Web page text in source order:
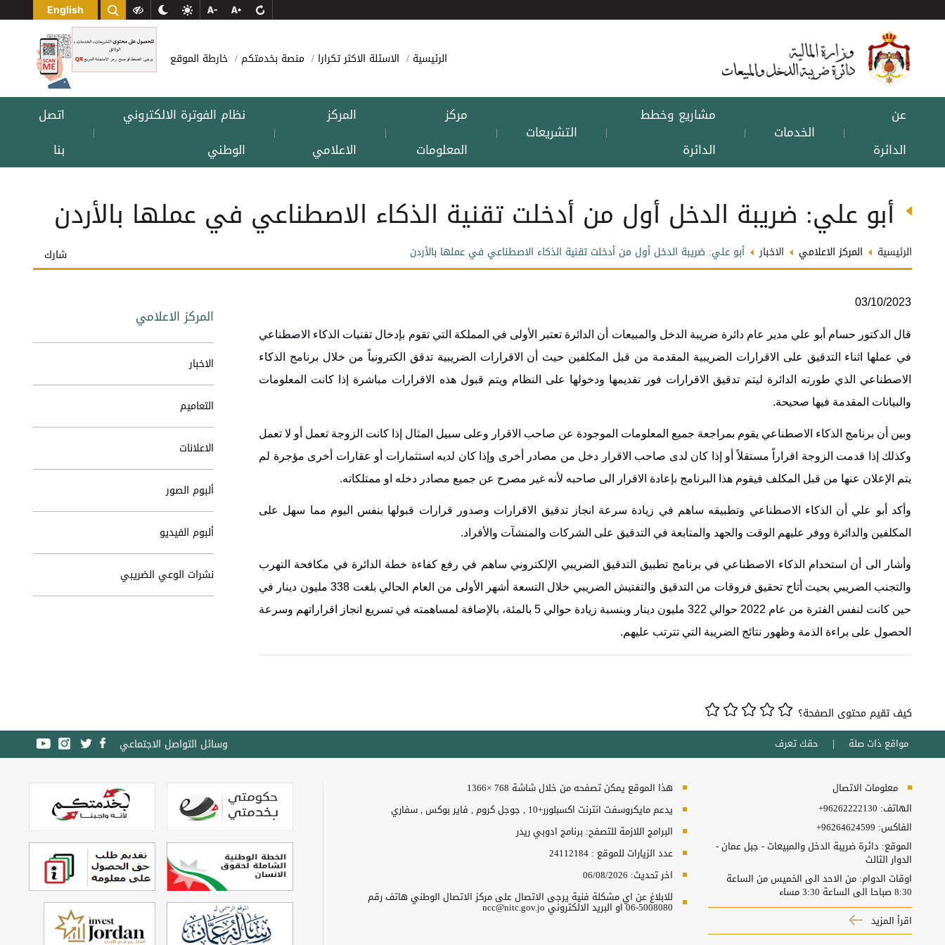
English
الرئيسية الاسئلة الاكثر تكرارا منصة بخدمتكم خارطة الموقع
عن
الدائرة
| الخدمات |
مشاريع وخطط
الدائرة
| التشريعات |
مركز
المعلومات
|
المركز
الاعلامي
|
نظام الفوترة الالكتروني
الوطني
|
اتصل
بنا
أبو علي: ضريبة الدخل أول من أدخلت تقنية الذكاء الاصطناعي في عملها بالأردن
الرئيسية المركز الاعلامي الاخبار أبو علي: ضريبة الدخل أول من أدخلت تقنية الذكاء الاصطناعي في عملها بالأردن شارك
03/10/2023
قال الدكتور حسام أبو علي مدير عام دائرة ضريبة الدخل والمبيعات أن الدائرة تعتبر الأولى في المملكة التي تقوم بإدخال تقنيات الذكاء الاصطناعي
في عملها اثناء التدقيق على الاقرارات الضريبية المقدمة من قبل المكلفين حيث أن الاقرارات الضريبية تدقق الكترونياً من خلال برنامج الذكاء
الاصطناعي الذي طورته الدائرة ليتم تدقيق الاقرارات فور تقديمها ودخولها على النظام ويتم قبول هذه الاقرارات مباشرة إذا كانت المعلومات
والبيانات المقدمة فيها صحيحة.
وبين أن برنامج الذكاء الاصطناعي يقوم بمراجعة جميع المعلومات الموجودة عن صاحب الاقرار وعلى سبيل المثال إذا كانت الزوجة تعمل أو لا تعمل
وكذلك إذا قدمت الزوجة اقراراً مستقلاً أو إذا كان لدى صاحب الاقرار دخل من مصادر أخرى وإذا كان لديه استثمارات أو عقارات أخرى مؤجرة لم
يتم الإعلان عنها من قبل المكلف فيقوم هذا البرنامج بإعادة الاقرار الى صاحبه لأنه غير مصرح عن جميع مصادر دخله او ممتلكاته.
وأكد أبو علي أن الذكاء الاصطناعي وتطبيقه ساهم في زيادة سرعة انجاز تدقيق الاقرارات وصدور قرارات قبولها بنفس اليوم مما سهل على
المكلفين والدائرة ووفر عليهم الوقت والجهد والمتابعة في التدقيق على الشركات والمنشآت والأفراد.
وأشار الى أن استخدام الذكاء الاصطناعي في برنامج تطبيق التدقيق الضريبي الإلكتروني ساهم في رفع كفاءة خطة الدائرة في مكافحة التهرب
والتجنب الضريبي بحيث أتاح تحقيق فروقات من التدقيق والتفتيش الضريبي خلال التسعة أشهر الأولى من العام الحالي بلغت 338 مليون دينار في
حين كانت لنفس الفترة من عام 2022 حوالي 322 مليون دينار وبنسبة زيادة حوالي 5 بالمئة، بالإضافة لمساهمته في تسريع انجاز اقراراتهم وسرعة
الحصول على براءة الذمة وظهور نتائج الضريبة التي تترتب عليهم.
المركز الاعلامي
الاخبار
التعاميم
الاعلانات
ألبوم الصور
ألبوم الفيديو
نشرات الوعي الضريبي
كيف تقيم محتوى الصفحة؟
مواقع ذات صلة حقك تعرف وسائل التواصل الاجتماعي
معلومات الاتصال
الهاتف: +96262222130
الفاكس: +96264624599
الموقع: دائرة ضريبة الدخل والمبيعات - جبل عمان -
الدوار الثالث
اوقات الدوام: من الاحد الى الخميس من الساعة
8:30 صباحا الى الساعة 3:30 مساء
اقرأ المزيد
هذا الموقع يمكن تصفحه من خلال شاشة 768 ×1366
يدعم مايكروسفت انترنت اكسبلورر+10 , جوجل كروم , فاير بوكس , سفاري
البرامج اللازمة للتصفح: برنامج ادوبي ريدر
عدد الزيارات للموقع : 24112184
اخر تحديث: 06/08/2026
للابلاغ عن اي مشكلة فنية يرجى الاتصال على مركز الاتصال الوطني هاتف رقم
5008080-06 او البريد الالكتروني ncc@nitc.gov.jo